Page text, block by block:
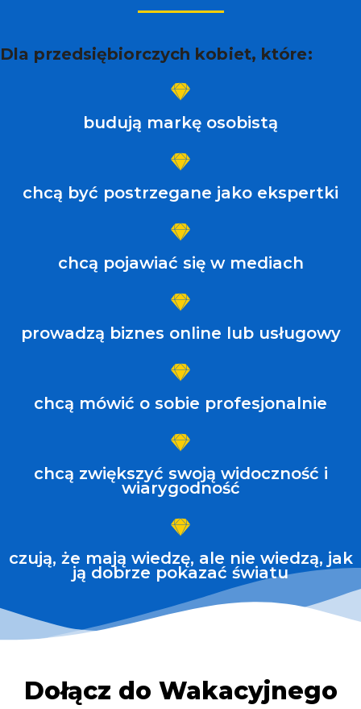
Dla przedsiębiorczych kobiet, które:
budują markę osobistą
chcą być postrzegane jako ekspertki
chcą pojawiać się w mediach
prowadzą biznes online lub usługowy
chcą mówić o sobie profesjonalnie
chcą zwiększyć swoją widoczność i
wiarygodność
czują, że mają wiedzę, ale nie wiedzą, jak
ją dobrze pokazać światu
Dołącz do Wakacyjnego